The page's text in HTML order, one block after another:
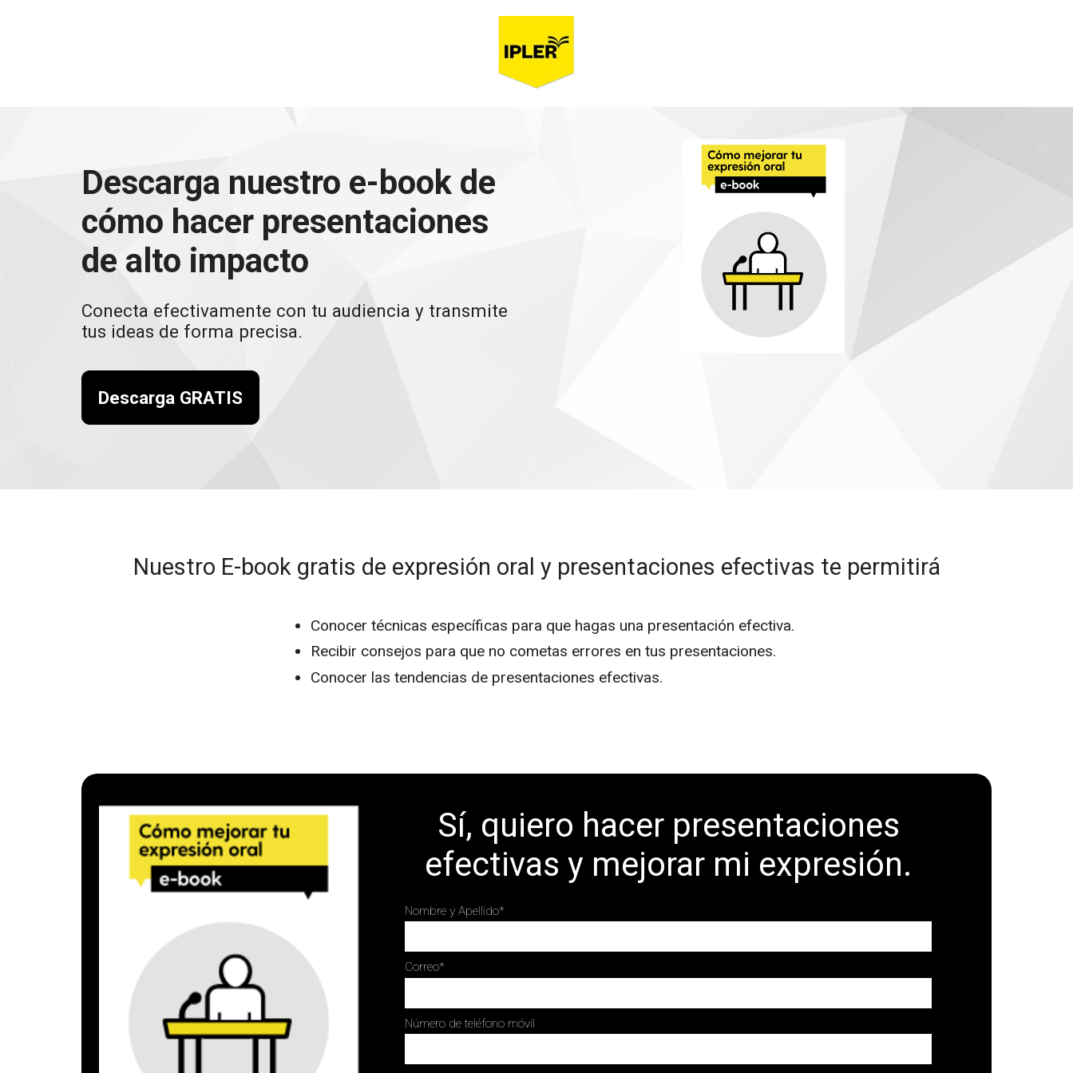
Descarga nuestro e-book de
cómo hacer presentaciones
de alto impacto
Conecta efectivamente con tu audiencia y transmite
tus ideas de forma precisa.
Descarga GRATIS
Nuestro E-book gratis de expresión oral y presentaciones efectivas te permitirá
Conocer técnicas específicas para que hagas una presentación efectiva.
Recibir consejos para que no cometas errores en tus presentaciones.
Conocer las tendencias de presentaciones efectivas.
Sí, quiero hacer presentaciones
efectivas y mejorar mi expresión.
Nombre y Apellido*
Correo*
Número de teléfono móvil